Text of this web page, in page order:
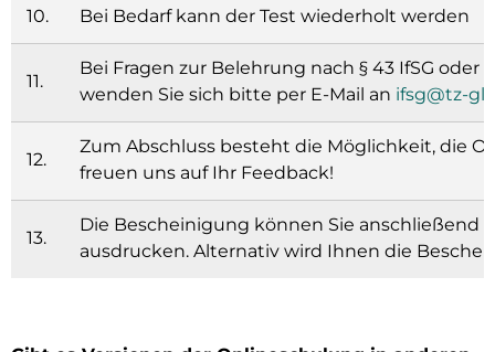
10. Bei Bedarf kann der Test wiederholt werden
11.
Bei Fragen zur Belehrung nach § 43 IfSG
wenden Sie sich bitte per E-Mail an ifsg@tz-
12.
Zum Abschluss besteht die Möglichkeit, die
freuen uns auf Ihr Feedback!
13.
Die Bescheinigung können Sie anschließend
ausdrucken. Alternativ wird Ihnen die